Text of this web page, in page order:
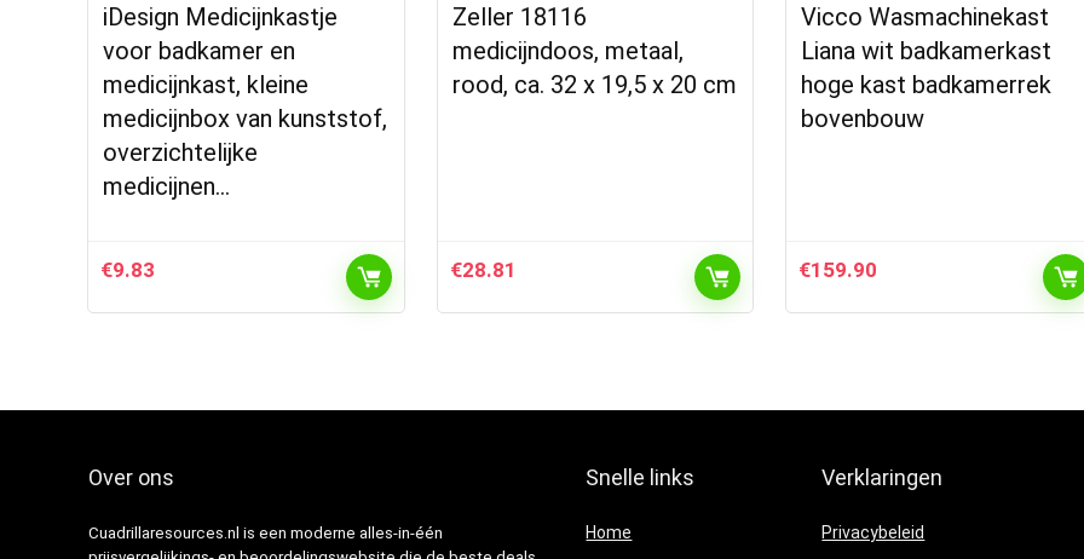
iDesign Medicijnkastje
voor badkamer en
medicijnkast, kleine
medicijnbox van kunststof,
overzichtelijke
medicijnen…
€9.83
Zeller 18116
medicijndoos, metaal,
rood, ca. 32 x 19,5 x 20 cm
€28.81
Vicco Wasmachinekast
Liana wit badkamerkast
hoge kast badkamerrek
bovenbouw
€159.90
Over ons
Cuadrillaresources.nl is een moderne alles-in-één
Snelle links
Home
Verklaringen
Privacybeleid